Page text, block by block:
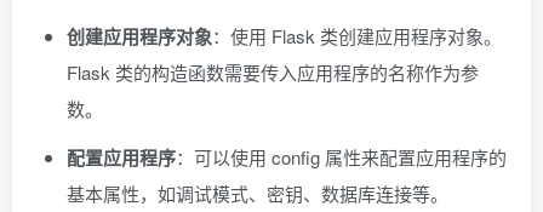
创建应用程序对象：使用 Flask 类创建应用程序对象。
Flask 类的构造函数需要传入应用程序的名称作为参
数。
配置应用程序：可以使用 config 属性来配置应用程序的
基本属性，如调试模式、密钥、数据库连接等。